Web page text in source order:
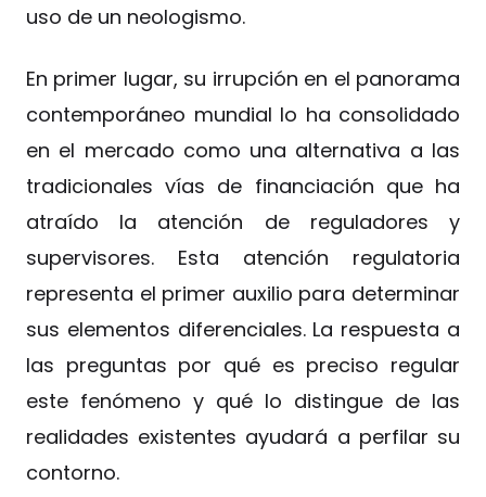
uso de un neologismo.
En primer lugar, su irrupción en el panorama
contemporáneo mundial lo ha consolidado
en el mercado como una alternativa a las
tradicionales vías de financiación que ha
atraído la atención de reguladores y
supervisores. Esta atención regulatoria
representa el primer auxilio para determinar
sus elementos diferenciales. La respuesta a
las preguntas por qué es preciso regular
este fenómeno y qué lo distingue de las
realidades existentes ayudará a perfilar su
contorno.